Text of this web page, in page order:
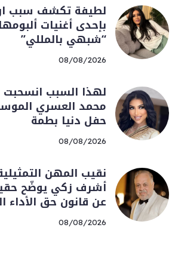
لطيفة تكشف سبب
بإحدى أغنيات
“شبهي بالمللي”
08/08/2026
لهذا السبب انسحبت
محمد العسري
حفل دنيا بطمة
08/08/2026
نقيب المهن
أشرف زكي يوضّح
عن قانون حق الأداء
08/08/2026